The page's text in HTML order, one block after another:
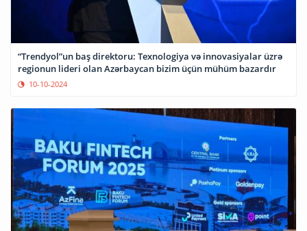
“Trendyol”un baş direktoru: Texnologiya və innovasiyalar üzrə
regionun lideri olan Azərbaycan bizim üçün mühüm bazardır
10-10-2024